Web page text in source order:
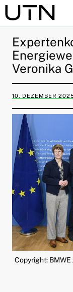
Menü
Menü
Menü
Menü
Menü
Menü
Veronika
10. DEZEMBER
Copyright: